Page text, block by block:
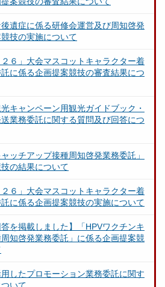
遺症に係る研修会運営及び周知啓発
技の実施について
２６」大会マスコットキャラクター着
に係る企画提案競技の審査結果につ
キャンペーン用観光ガイドブック・
業務委託に関する質問及び回答につ
ャッチアップ接種周知啓発業務委託」
の結果について
２６」大会マスコットキャラクター着
に係る企画提案競技の実施について
答を掲載しました】「HPVワクチンキ
知啓発業務委託」に係る企画提案競
したプロモーション業務委託に関す